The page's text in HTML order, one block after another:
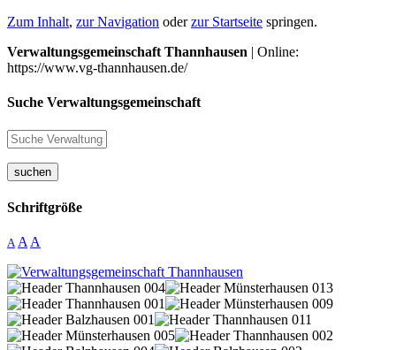
Zum Inhalt, zur Navigation oderzur Startseite springen.
Verwaltungsgemeinschaft Thannhausen | Online:
https://www.vg-thannhausen.de/
Suche Verwaltungsgemeinschaft
suchen
Schriftgröße
A A A